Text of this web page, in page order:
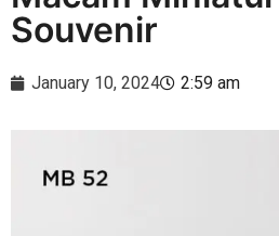
Souvenir
January 10, 2024 2:59 am